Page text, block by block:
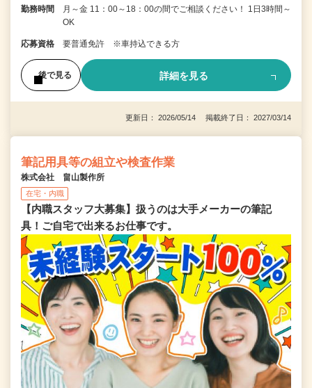
勤務時間
月～金 11：00～18：00の間でご相談ください！ 1日3時間～
OK
応募資格 要普通免許 ※車持込できる方
後で見る 詳細を見る
更新日： 2026/05/14 掲載終了日： 2027/03/14
筆記用具等の組立や検査作業
株式会社 畠山製作所
在宅・内職
【内職スタッフ大募集】扱うのは大手メーカーの筆記
具！ご自宅で出来るお仕事です。